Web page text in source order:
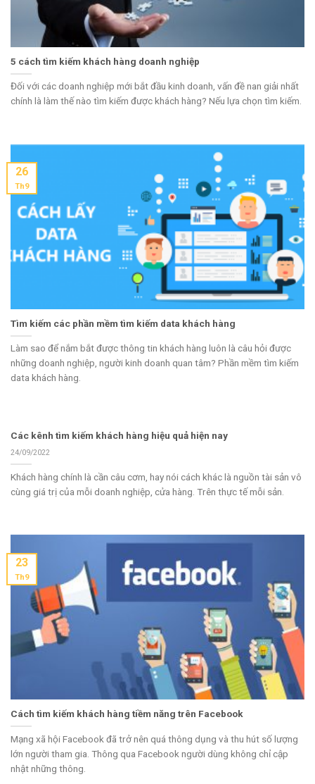
5 cách tìm kiếm khách hàng doanh nghiệp
Đối với các doanh nghiệp mới bắt đầu kinh doanh, vấn đề nan giải nhất
chính là làm thế nào tìm kiếm được khách hàng? Nếu lựa chọn tìm kiếm.
Tìm kiếm các phần mềm tìm kiếm data khách hàng
Làm sao để nắm bắt được thông tin khách hàng luôn là câu hỏi được
những doanh nghiệp, người kinh doanh quan tâm? Phần mềm tìm kiếm
data khách hàng.
26
Th9
Các kênh tìm kiếm khách hàng hiệu quả hiện nay
24/09/2022
Khách hàng chính là cần câu cơm, hay nói cách khác là nguồn tài sản vô
cùng giá trị của mỗi doanh nghiệp, cửa hàng. Trên thực tế mỗi sản.
Cách tìm kiếm khách hàng tiềm năng trên Facebook
Mạng xã hội Facebook đã trở nên quá thông dụng và thu hút số lượng
lớn người tham gia. Thông qua Facebook người dùng không chỉ cập
nhật những thông.
23
Th9